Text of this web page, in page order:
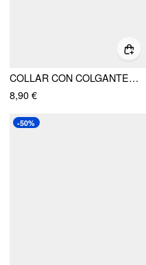
COLLAR CON COLGANTE DE LUNA, CONCHA, ESTRELLA DE MAR Y SOL
8,90 €
-50%